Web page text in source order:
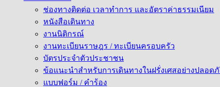
ช่องทางติดต่อ เวลาทำการ และอัตราค่าธรรมเนียม
หนังสือเดินทาง
งานนิติกรณ์
งานทะเบียนราษฎร / ทะเบียนครอบครัว
บัตรประจำตัวประชาชน
ข้อแนะนำสำหรับการเดินทางในฝรั่งเศสอย่างปลอด
แบบฟอร์ม / คำร้อง